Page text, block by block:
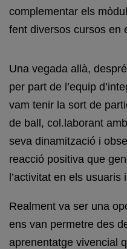
complementar els
fent diversos cursos en
Una vegada allà,
per part de l’equip
vam tenir la sort de
de ball, col.laborant
seva dinamització i
reacció positiva que
l’activitat en els usuaris
Realment va ser una
ens van permetre des
aprenentatge vivencial